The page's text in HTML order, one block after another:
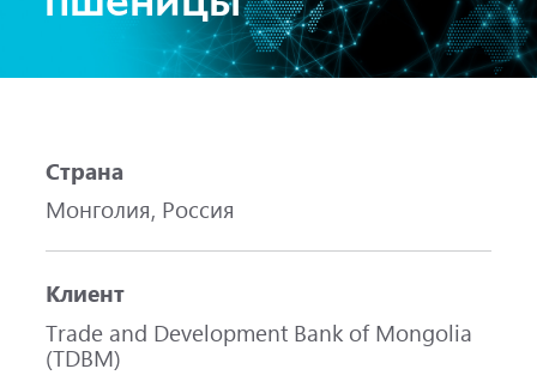
Страна
Монголия, Россия
Клиент
Trade and Development Bank of Mongolia
(TDBM)